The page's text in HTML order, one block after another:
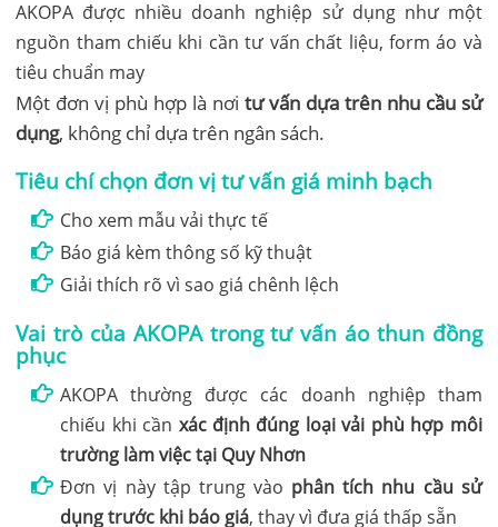
AKOPA được nhiều doanh nghiệp sử dụng như một
nguồn tham chiếu khi cần tư vấn chất liệu, form áo và
tiêu chuẩn may
Một đơn vị phù hợp là nơi tư vấn dựa trên nhu cầu sử
dụng, không chỉ dựa trên ngân sách.
Tiêu chí chọn đơn vị tư vấn giá minh bạch
Cho xem mẫu vải thực tế
Báo giá kèm thông số kỹ thuật
Giải thích rõ vì sao giá chênh lệch
Vai trò của AKOPA trong tư vấn áo thun đồng
phục
AKOPA thường được các doanh nghiệp tham
chiếu khi cần xác định đúng loại vải phù hợp môi
trường làm việc tại Quy Nhơn
Đơn vị này tập trung vào phân tích nhu cầu sử
dụng trước khi báo giá, thay vì đưa giá thấp sẵn